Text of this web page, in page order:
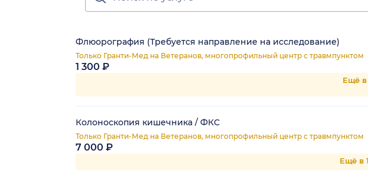
Флюорография (Требуется направление на исследование)
Только Гранти-Мед на Ветеранов, многопрофильный центр с травмпунктом
1 300 ₽
Ещё в
Колоноскопия кишечника / ФКС
Только Гранти-Мед на Ветеранов, многопрофильный центр с травмпунктом
7 000 ₽
Ещё в